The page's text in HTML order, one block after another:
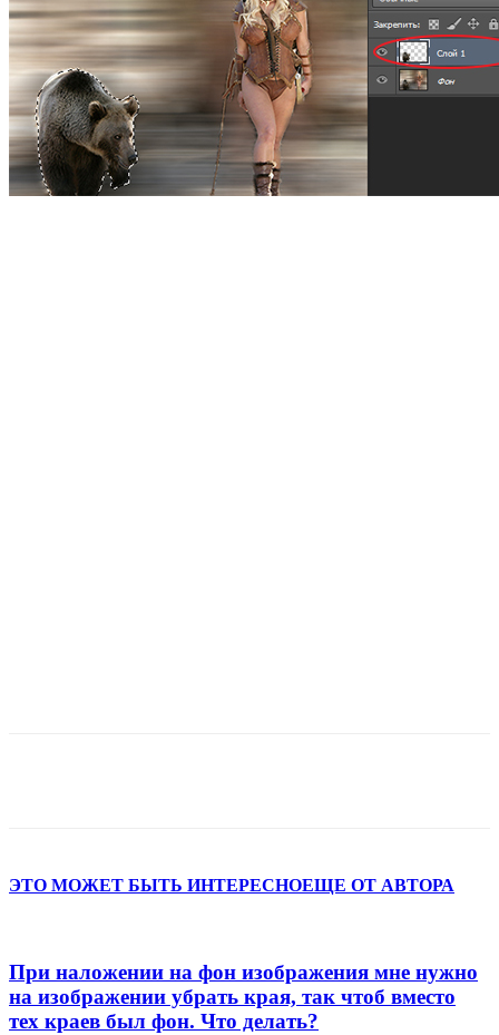
ЭТО МОЖЕТ БЫТЬ ИНТЕРЕСНОЕЩЕ ОТ АВТОРА
При наложении на фон изображения мне нужно
на изображении убрать края, так чтоб вместо
тех краев был фон. Что делать?